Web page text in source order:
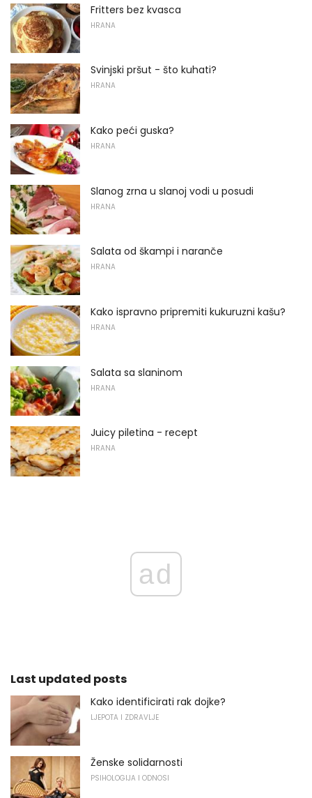
Fritters bez kvasca
HRANA
Svinjski pršut - što kuhati?
HRANA
Kako peći guska?
HRANA
Slanog zrna u slanoj vodi u posudi
HRANA
Salata od škampi i naranče
HRANA
Kako ispravno pripremiti kukuruzni kašu?
HRANA
Salata sa slaninom
HRANA
Juicy piletina - recept
HRANA
ad
Last updated posts
Kako identificirati rak dojke?
LJEPOTA I ZDRAVLJE
Ženske solidarnosti
PSIHOLOGIJA I ODNOSI